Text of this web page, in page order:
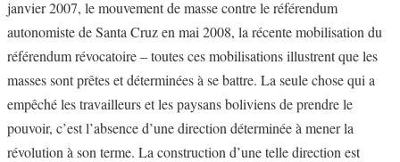
janvier 2007, le mouvement de masse contre le référendum
autonomiste de Santa Cruz en mai 2008, la récente mobilisation du
référendum révocatoire – toutes ces mobilisations illustrent que les
masses sont prêtes et déterminées à se battre. La seule chose qui a
empêché les travailleurs et les paysans boliviens de prendre le
pouvoir, c’est l’absence d’une direction déterminée à mener la
révolution à son terme. La construction d’une telle direction est